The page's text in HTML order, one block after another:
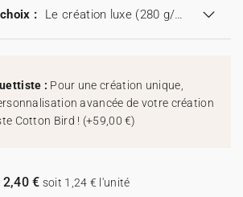
: Le création luxe (280 g/m²)
: Pour une création unique,
avancée de votre création
Cotton Bird ! (+59,00 €)
€ soit 1,24 € l'unité